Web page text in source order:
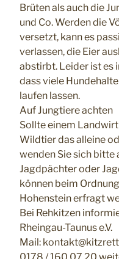
Brüten als auch die
und Co. Werden die
versetzt, kann es
verlassen, die Eier
abstirbt. Leider ist es
dass viele
laufen lassen.
Auf Jungtiere achten
Sollte einem
Wildtier das alleine
wenden Sie sich bitte
Jagdpächter oder
können beim
Hohenstein erfragt
Bei Rehkitzen
Rheingau-Taunus e.V.
Mail: